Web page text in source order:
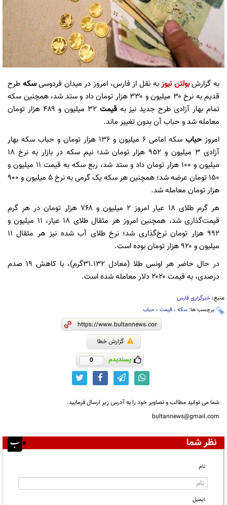
به گزارش بولتن نیوز به نقل از فارس، امروز در میدان فردوسیسکه طرح
قدیم‌ به نرخ ۳۰ میلیون و ۳۳۰ هزار تومان داد و ستد شد، همچنین سکه
تمام بهار آزادی طرح جدید نیز بهقیمت
۳۲ میلیون و ۴۸۹ هزار تومان
معامله شد و حباب آن بدون تغییر ماند.
امروز حباب
سکه امامی ۶ میلیون و ۱۳۶ هزار تومان و حباب سکه بهار
آزادی ۳ میلیون و ۹۵۲ هزار تومان شد؛ نیم سکه در بازار به نرخ ۱۸
میلیون و ۱۰۰ هزار تومان داد و ستد شد، ربع سکه به قیمت ۱۱ میلیون و
۱۵۰ تومان عرضه شد؛ همچنین هر سکه یک گرمی به نرخ ۵ میلیون‌ و ۹۰۰
هزار تومان معامله شد.
هر گرم طلای ۱۸ عیار امروز ۲ میلیون و ۷۶۸ هزار تومان در هر گرم
قیمت‌گذاری شد، همچنین امروز هر مثقال طلای ۱۸ عیار، ۱۱ میلیون و
۹۹۲ هزار تومان نرخ‌گذاری شد؛ نرخ طلای آب شده نیز هر مثقال ۱۱
میلیون و ۹۲۰ هزار تومان بوده است.
در حال حاضر هر اونس طلا (معادل ۳۱.۱۳۲گرم)‌، با کاهش ۱۹ صدم
درصدی، به قیمت ۲۰۲۰ دلار معامله شده است.
منبع: خبرگزاری فارس
برچسب ها: سکه ، قیمت ، حباب
گزارش خطا
پسندیدم 0
شما می توانید مطالب و تصاویر خود را به آدرس زیر ارسال فرمایید.
bultannews@gmail.com
نظر شما
نام
ایمیل